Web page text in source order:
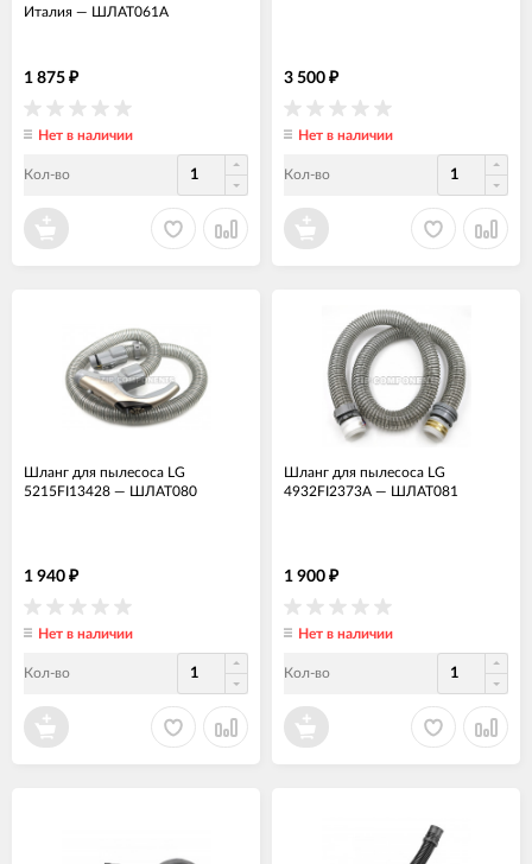
Италия — ШЛАТ061А
1 875 ₽
Нет в наличии
Кол-во
3 500 ₽
Нет в наличии
Кол-во
Шланг для пылесоса LG
5215FI13428 — ШЛАТ080
1 940 ₽
Нет в наличии
Кол-во
Шланг для пылесоса LG
4932FI2373A — ШЛАТ081
1 900 ₽
Нет в наличии
Кол-во